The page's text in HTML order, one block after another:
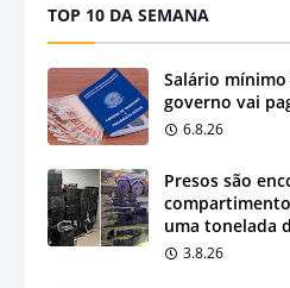
TOP 10 DA SEMANA
Salário
governo vai
6.8.26
Presos são
uma tonelada
3.8.26